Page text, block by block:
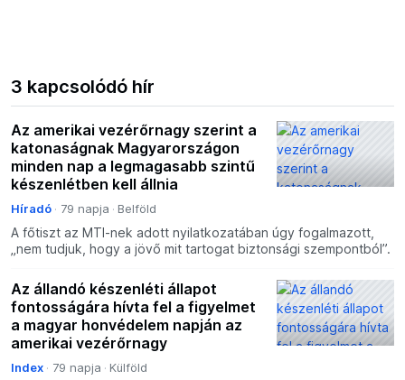
3 kapcsolódó hír
Az amerikai vezérőrnagy szerint a
katonaságnak Magyarországon
minden nap a legmagasabb szintű
készenlétben kell állnia
Híradó 79 napja Belföld
A főtiszt az MTI-nek adott nyilatkozatában úgy fogalmazott,
„nem tudjuk, hogy a jövő mit tartogat biztonsági szempontból”.
Az állandó készenléti állapot
fontosságára hívta fel a figyelmet
a magyar honvédelem napján az
amerikai vezérőrnagy
Index 79 napja Külföld